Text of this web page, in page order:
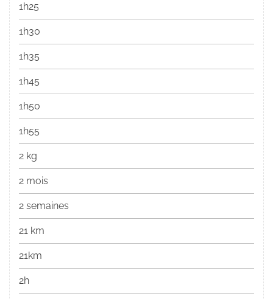
1h25
1h30
1h35
1h45
1h50
1h55
2 kg
2 mois
2 semaines
21 km
21km
2h